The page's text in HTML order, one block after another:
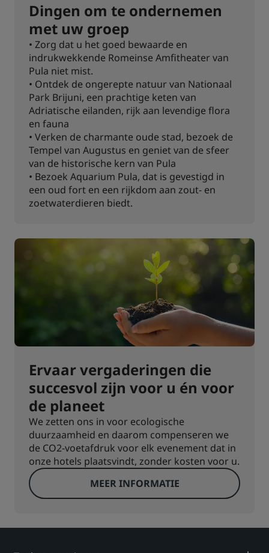
Dingen om te ondernemen
met uw groep
• Zorg dat u het goed bewaarde en
indrukwekkende Romeinse Amfitheater van
Pula niet mist.
• Ontdek de ongerepte natuur van Nationaal
Park Brijuni, een prachtige keten van
Adriatische eilanden, rijk aan levendige flora
en fauna
• Verken de charmante oude stad, bezoek de
Tempel van Augustus en geniet van de sfeer
van de historische kern van Pula
• Bezoek Aquarium Pula, dat is gevestigd in
een oud fort en een rijkdom aan zout- en
zoetwaterdieren biedt.
Ervaar vergaderingen die
succesvol zijn voor u én voor
de planeet
We zetten ons in voor ecologische
duurzaamheid en daarom compenseren we
de CO2-voetafdruk voor elk evenement dat in
onze hotels plaatsvindt, zonder kosten voor u.
MEER INFORMATIE